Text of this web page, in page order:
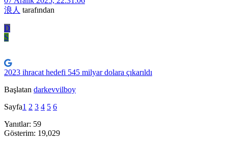
浪人 tarafından
D
S
2023 ihracat hedefi 545 milyar dolara çıkarıldı
Başlatan darkevvilboy
Sayfa1 2 3 4 5 6
Yanıtlar: 59
Gösterim: 19,029